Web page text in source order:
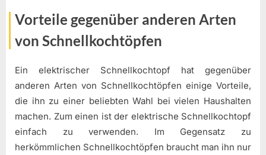
Vorteile gegenüber anderen Arten
von Schnellkochtöpfen
Ein elektrischer Schnellkochtopf hat gegenüber
anderen Arten von Schnellkochtöpfen einige Vorteile,
die ihn zu einer beliebten Wahl bei vielen Haushalten
machen. Zum einen ist der elektrische Schnellkochtopf
einfach zu verwenden. Im Gegensatz zu
herkömmlichen Schnellkochtöpfen braucht man ihn nur